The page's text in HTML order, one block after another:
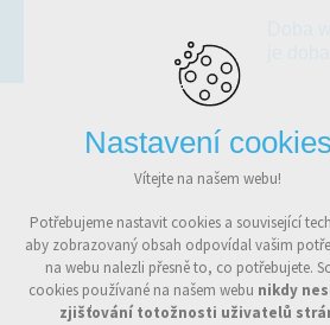
Nastavení cookies
Vítejte na našem webu!
Potřebujeme nastavit cookies a související
aby zobrazovaný obsah odpovídal vašim
na webu nalezli přesně to, co potřebujete.
cookies používané na našem webu nikdy
zjišťování totožnosti uživatelů